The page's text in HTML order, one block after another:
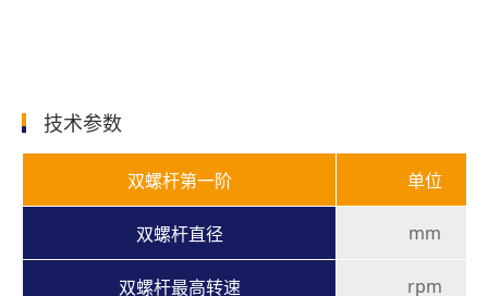
技术参数
双螺杆第一阶 单位
双螺杆直径 mm
双螺杆最高转速 rpm